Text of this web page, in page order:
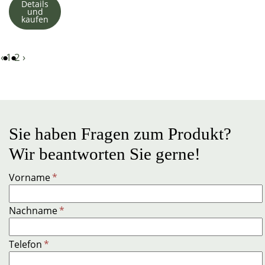
Details
und
kaufen
‹12 ›
Sie haben Fragen zum Produkt?
Wir beantworten Sie gerne!
Vorname*
Nachname*
Telefon*